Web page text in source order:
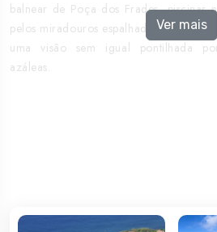
balnear de Poça dos Frades, piscinas
pelos miradouros espalhados por todo
uma visão sem igual pontilhada
azáleas.
Ver mais